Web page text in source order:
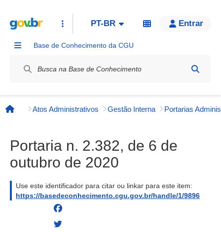
PT-BR Entrar
Base de Conhecimento da CGU
Página inicial
Atos Administrativos Gestão Interna
Portaria n. 2.382, de 6 de
outubro de 2020
Use este identificador para citar ou linkar para este item:
https://basedeconhecimento.cgu.gov.br/handle/1/9896